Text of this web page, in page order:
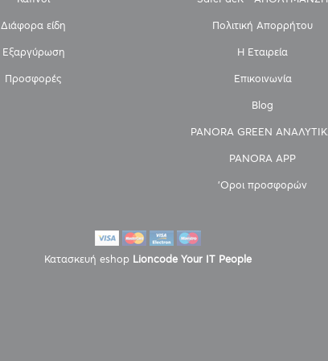
Διάφορα είδη
Εξαργύρωση
Προσφορές
Πολιτική Απορρήτου
Η Εταιρεία
Επικοινωνία
Blog
PANORA GREEN
PANORA APP
'Οροι προσφορών
Κατασκευή eshop Lioncode Your IT People